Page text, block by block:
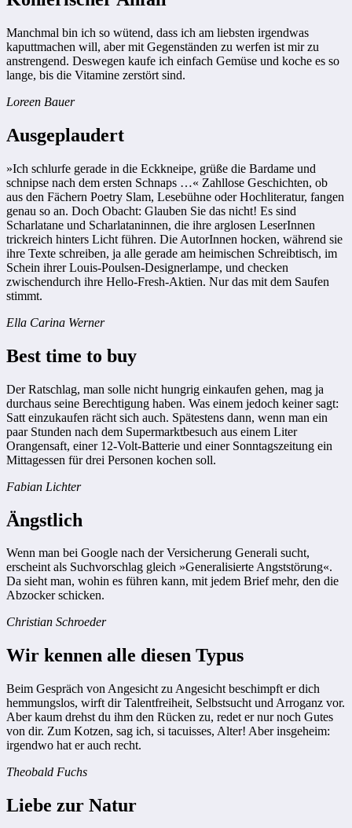
Manchmal bin ich so wütend, dass ich am liebsten irgendwas
kaputtmachen will, aber mit Gegenständen zu werfen ist mir zu
anstrengend. Deswegen kaufe ich einfach Gemüse und koche es so
lange, bis die Vitamine zerstört sind.
Loreen Bauer
Ausgeplaudert
»Ich schlurfe gerade in die Eckkneipe, grüße die Bardame und
schnipse nach dem ersten Schnaps …« Zahllose Geschichten, ob
aus den Fächern Poetry Slam, Lesebühne oder Hochliteratur, fangen
genau so an. Doch Obacht: Glauben Sie das nicht! Es sind
Scharlatane und Scharlataninnen, die ihre arglosen LeserInnen
trickreich hinters Licht führen. Die AutorInnen hocken, während sie
ihre Texte schreiben, ja alle gerade am heimischen Schreibtisch, im
Schein ihrer Louis-Poulsen-Designerlampe, und checken
zwischendurch ihre Hello-Fresh-Aktien. Nur das mit dem Saufen
stimmt.
Ella Carina Werner
Best time to buy
Der Ratschlag, man solle nicht hungrig einkaufen gehen, mag ja
durchaus seine Berechtigung haben. Was einem jedoch keiner sagt:
Satt einzukaufen rächt sich auch. Spätestens dann, wenn man ein
paar Stunden nach dem Supermarktbesuch aus einem Liter
Orangensaft, einer 12-Volt-Batterie und einer Sonntagszeitung ein
Mittagessen für drei Personen kochen soll.
Fabian Lichter
Ängstlich
Wenn man bei Google nach der Versicherung Generali sucht,
erscheint als Suchvorschlag gleich »Generalisierte Angststörung«.
Da sieht man, wohin es führen kann, mit jedem Brief mehr, den die
Abzocker schicken.
Christian Schroeder
Wir kennen alle diesen Typus
Beim Gespräch von Angesicht zu Angesicht beschimpft er dich
hemmungslos, wirft dir Talentfreiheit, Selbstsucht und Arroganz vor.
Aber kaum drehst du ihm den Rücken zu, redet er nur noch Gutes
von dir. Zum Kotzen, sag ich, si tacuisses, Alter! Aber insgeheim:
irgendwo hat er auch recht.
Theobald Fuchs
Liebe zur Natur